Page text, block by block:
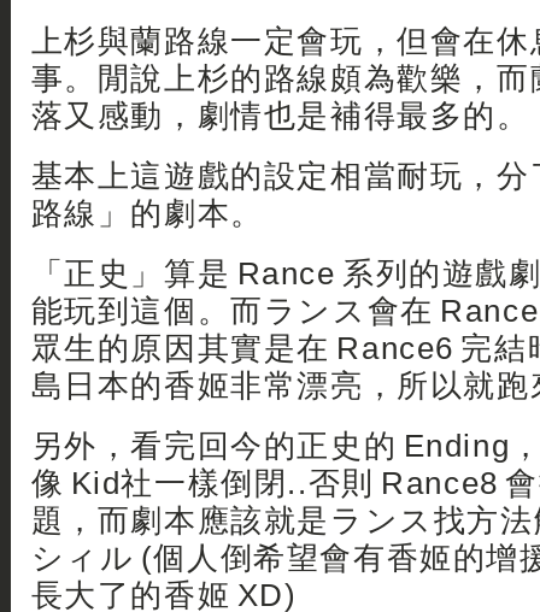
上杉與蘭路線一定會玩，但會在
事。閒說上杉的路線頗為歡樂，
落又感動，劇情也是補得最多的。
基本上這遊戲的設定相當耐玩，
路線」的劇本。
「正史」算是 Rance 系列的遊戲
能玩到這個。而ランス會在
眾生的原因其實是在 Rance6 完
島日本的香姬非常漂亮，所以就
另外，看完回今的正史的 Ending
像 Kid社一樣倒閉..否則 Rance8
題，而劇本應該就是ランス找方
シィル (個人倒希望會有香姬的增
長大了的香姬 XD)